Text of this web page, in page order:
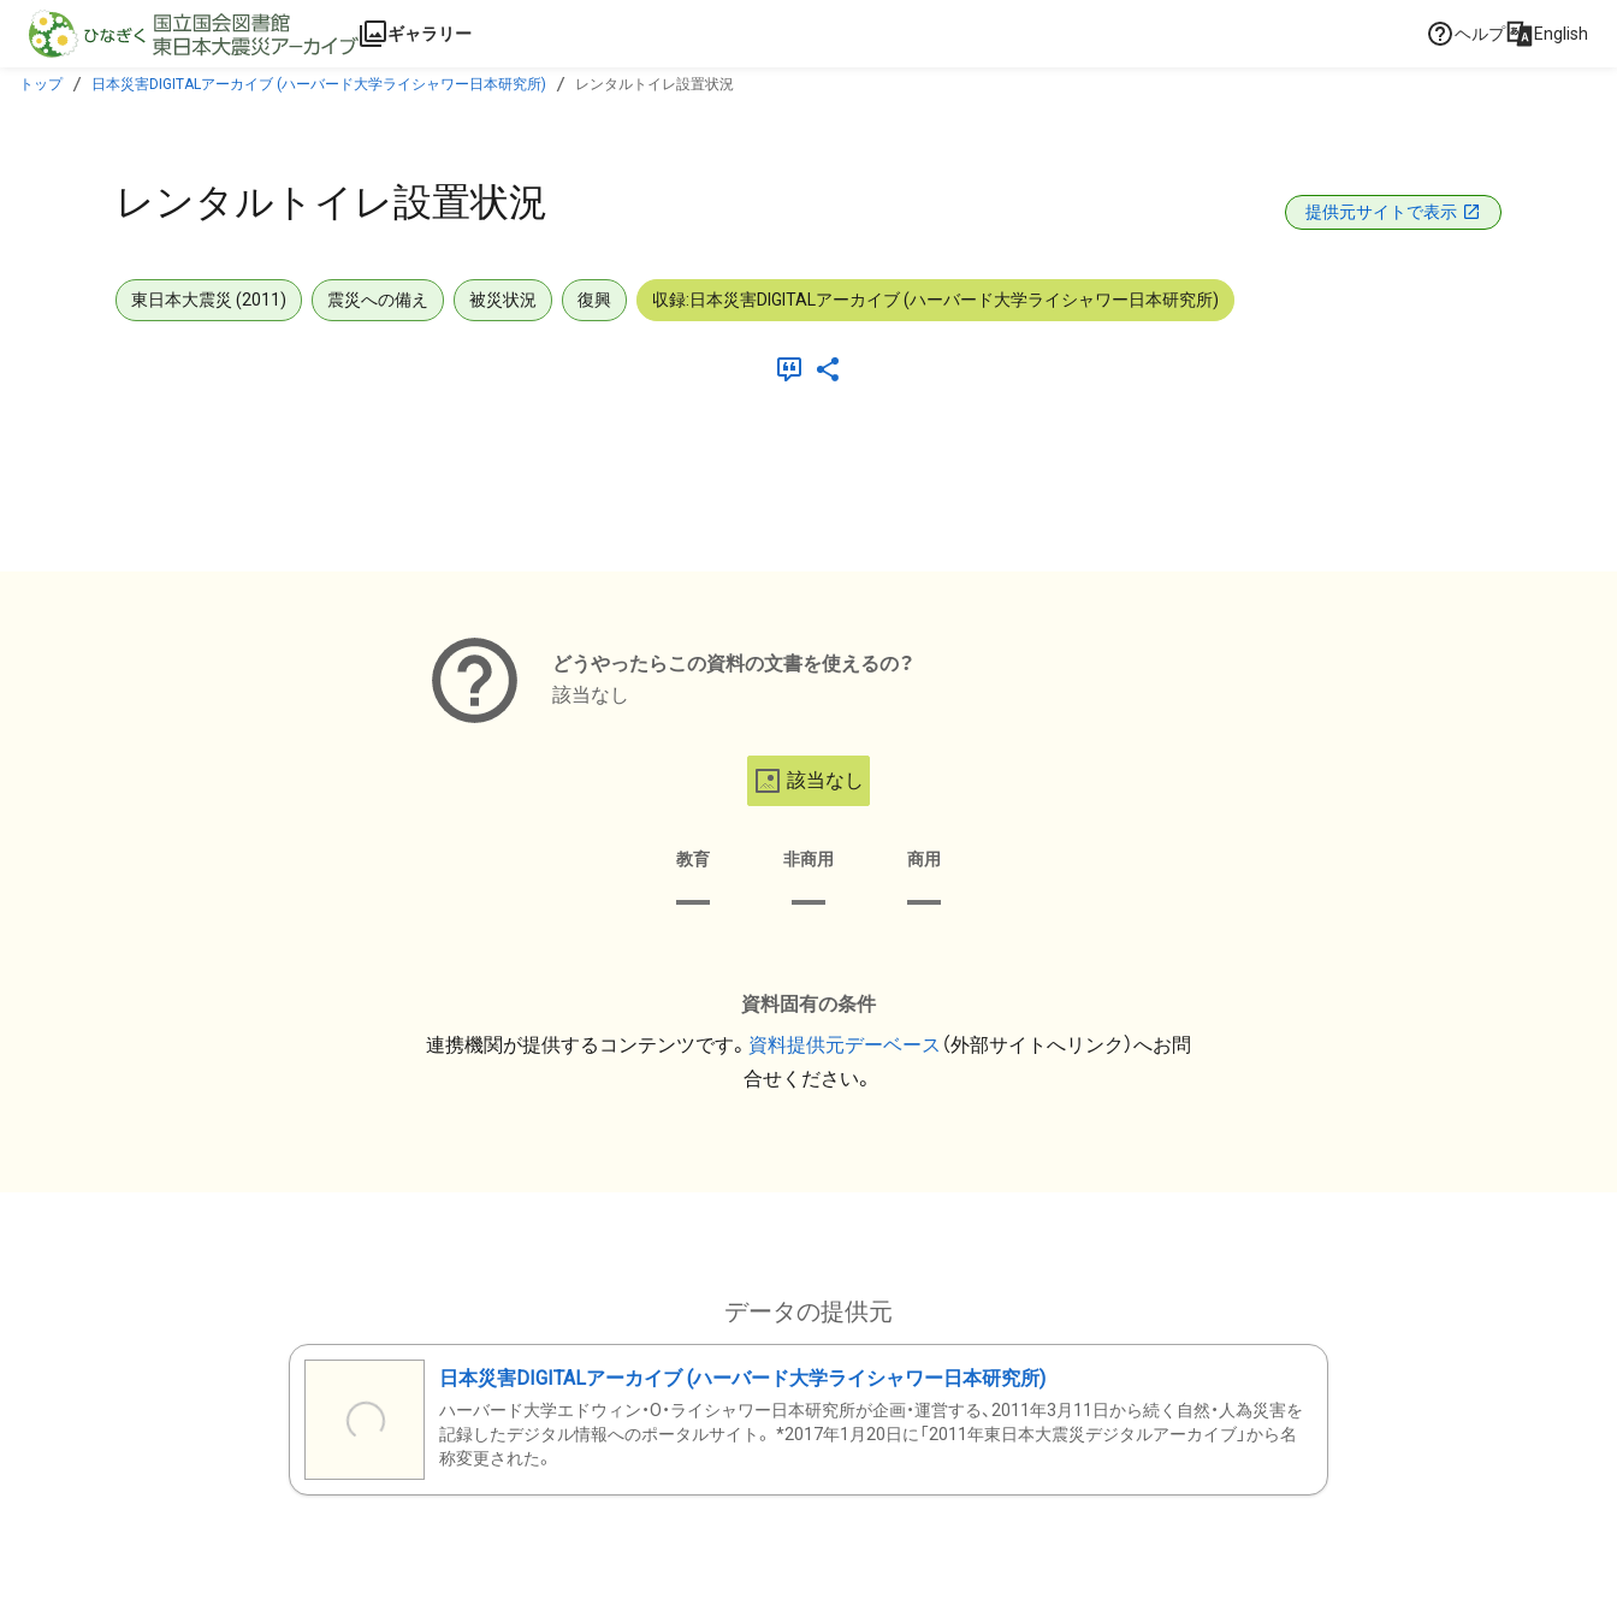
本文に飛ぶ
ギャラリー ヘルプ English
トップ 日本災害DIGITALアーカイブ (ハーバード大学ライシャワー日本研究所) レンタルトイレ設置状況
レンタルトイレ設置状況 提供元サイトで表示
東日本大震災 (2011) 震災への備え 被災状況 復興 収録:日本災害DIGITALアーカイブ (ハーバード大学ライシャワー日本研究所)
どうやったらこの資料の文書を使えるの？
該当なし
該当なし
教育 非商用 商用
資料固有の条件
連携機関が提供するコンテンツです。 資料提供元デーベース （外部サイトへリンク）へお問
合せください。
データの提供元
日本災害DIGITALアーカイブ (ハーバード大学ライシャワー日本研究所)
ハーバード大学エドウィン・O・ライシャワー日本研究所が企画・運営する、2011年3月11日から続く自然・人為災害を
記録したデジタル情報へのポータルサイト。 *2017年1月20日に「2011年東日本大震災デジタルアーカイブ」から名
称変更された。